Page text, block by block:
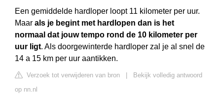
Een gemiddelde hardloper loopt 11 kilometer per uur.
Maar als je begint met hardlopen dan is het
normaal dat jouw tempo rond de 10 kilometer per
uur ligt. Als doorgewinterde hardloper zal je al snel de
14 a 15 km per uur aantikken.
Verzoek tot verwijderen van bron
Bekijk volledig antwoord
op nn.nl